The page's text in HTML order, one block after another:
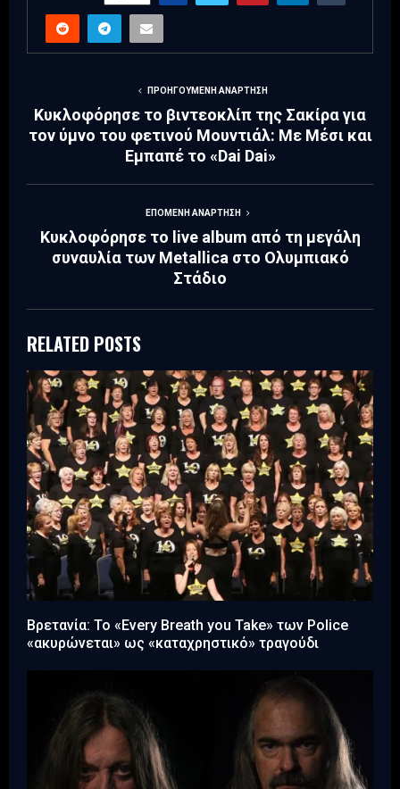
ΠΡΟΗΓΟΎΜΕΝΗ ΑΝΆΡΤΗΣΗ
Κυκλοφόρησε το βιντεοκλίπ της Σακίρα για
τον ύμνο του φετινού Μουντιάλ: Με Μέσι και
Εμπαπέ το «Dai Dai»
ΕΠΌΜΕΝΗ ΑΝΆΡΤΗΣΗ
Κυκλοφόρησε το live album από τη μεγάλη
συναυλία των Metallica στο Ολυμπιακό
Στάδιο
RELATED POSTS
Βρετανία: Το «Every Breath you Take» των Police
«ακυρώνεται» ως «καταχρηστικό» τραγούδι